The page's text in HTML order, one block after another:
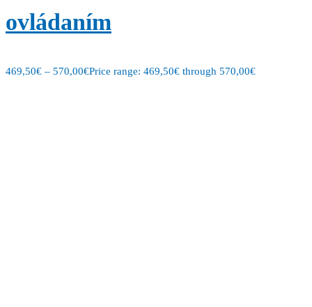
ovládaním
469,50€ – 570,00€Price range: 469,50€ through 570,00€